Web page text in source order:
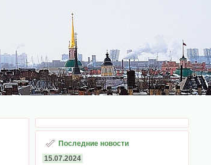
Последние новости
15.07.2024